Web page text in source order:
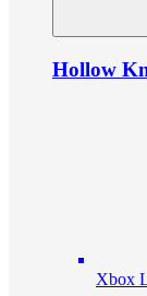
Hollow
Xbox